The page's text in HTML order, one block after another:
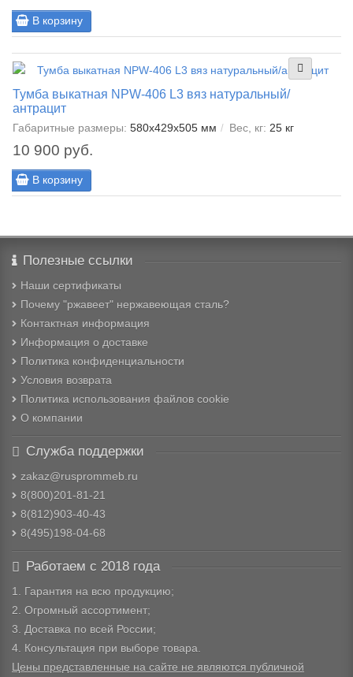
В корзину
Тумба выкатная NPW-406 L3 вяз натуральный/
антрацит
Габаритные размеры: 580x429x505 мм Вес, кг: 25 кг
10 900 руб.
В корзину
Полезные ссылки
Наши сертификаты
Почему "ржавеет" нержавеющая сталь?
Контактная информация
Информация о доставке
Политика конфиденциальности
Условия возврата
Политика использования файлов cookie
О компании
Служба поддержки
zakaz@rusprommeb.ru
8(800)201-81-21
8(812)903-40-43
8(495)198-04-68
Работаем с 2018 года
1. Гарантия на всю продукцию;
2. Огромный ассортимент;
3. Доставка по всей России;
4. Консультация при выборе товара.
Цены представленные на сайте не являются публичной